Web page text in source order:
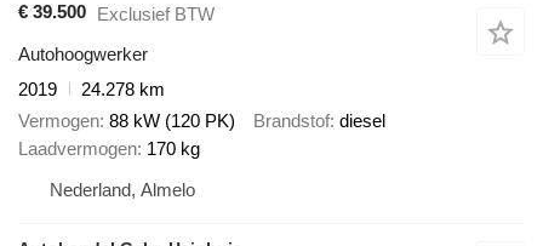
€ 39.500 Exclusief BTW
Autohoogwerker
2019
24.278 km
Vermogen 88 kW (120 PK) Brandstof diesel
Laadvermogen 170 kg
Nederland, Almelo